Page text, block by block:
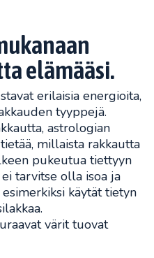
elämääsi.
erilaisia energioita,
tyyppejä.
astrologian
millaista rakkautta
pukeutua tiettyyn
tarvitse olla isoa ja
käytät tietyn
värit tuovat